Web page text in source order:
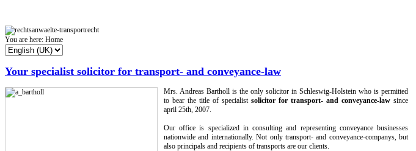
You are here: Home
Your specialist solicitor for transport- and conveyance-law
Mrs. Andreas Bartholl is the only solicitor in Schleswig-Holstein who is permitted
to bear the title of specialist solicitor for transport- and conveyance-law since
april 25th, 2007.
Our office is specialized in consulting and representing conveyance businesses
nationwide and internationally. Not only transport- and conveyance-companys, but
also principals and recipients of transports are our clients.